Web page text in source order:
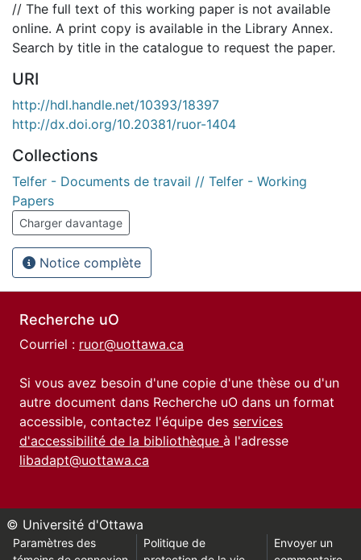
// The full text of this working paper is not available
online. A print copy is available in the Library Annex.
Search by title in the catalogue to request the paper.
URI
http://hdl.handle.net/10393/18397
http://dx.doi.org/10.20381/ruor-1404
Collections
Telfer - Documents de travail // Telfer - Working
Papers
Charger davantage
Notice complète
Recherche uO
Courriel : ruor@uottawa.ca
Si vous avez besoin d'une copie d'une thèse ou d'un
autre document dans Recherche uO dans un format
accessible, contactez l'équipe des services
d'accessibilité de la bibliothèque à l'adresse
libadapt@uottawa.ca
© Université d'Ottawa
Paramètres des
Politique de
Envoyer un